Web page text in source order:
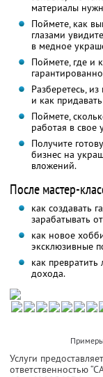
материалы
Поймете, как
глазами
в медное
Поймете, где и
Разберетесь,
и как
Поймете,
работая в свое
Получите
бизнес на
вложений.
После мастер-
как создавать
зарабатывать
как новое
эксклюзивные
как
дохода.
Примеры
Услуги
ответственностью